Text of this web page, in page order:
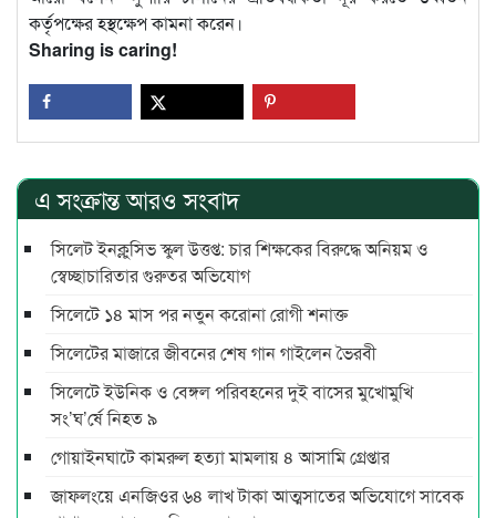
কর্তৃপক্ষের হস্থক্ষেপ কামনা করেন।
Sharing is caring!
এ সংক্রান্ত আরও সংবাদ
সিলেট ইনক্লুসিভ স্কুল উত্তপ্ত: চার শিক্ষকের বিরুদ্ধে অনিয়ম ও
স্বেচ্ছাচারিতার গুরুতর অভিযোগ
সিলেটে ১৪ মাস পর নতুন করোনা রোগী শনাক্ত
সিলেটের মাজারে জীবনের শেষ গান গাইলেন ভৈরবী
সিলেটে ইউনিক ও বেঙ্গল পরিবহনের দুই বাসের মুখোমুখি
সং’ঘ’র্ষে নিহত ৯
গোয়াইনঘাটে কামরুল হত্যা মামলায় ৪ আসামি গ্রেপ্তার
জাফলংয়ে এনজিওর ৬৪ লাখ টাকা আত্মসাতের অভিযোগে সাবেক